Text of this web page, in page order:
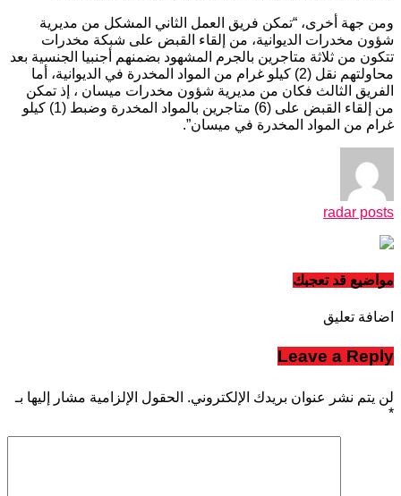
ومن جهة أخرى، “تمكن فريق العمل الثاني المشكل من مديرية
شؤون مخدرات الديوانية، من إلقاء القبض على شبكة مخدرات
تتكون من ثلاثة متاجرين بالجرم المشهود بضمنهم أجنبيا الجنسية بعد
محاولتهم نقل (2) كيلو غرام من المواد المخدرة في الديوانية، أما
الفريق الثالث فكان من مديرية شؤون مخدرات ميسان ، إذ تمكن
من إلقاء القبض على (6) متاجرين بالمواد المخدرة وضبط (1) كيلو
غرام من المواد المخدرة في ميسان”.
radar posts
مواضيع قد تعجبك
اضافة تعليق
Leave a Reply
لن يتم نشر عنوان بريدك الإلكتروني. الحقول الإلزامية مشار إليها بـ
*